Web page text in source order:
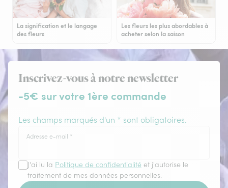
La signification et le langage
des fleurs
Les fleurs les plus abordables à
acheter selon la saison
Inscrivez-vous à notre newsletter
-5€ sur votre 1ère commande
Les champs marqués d'un * sont obligatoires.
Adresse e-mail *
J'ai lu la Politique de confidentialité et j'autorise le
traitement de mes données personnelles.